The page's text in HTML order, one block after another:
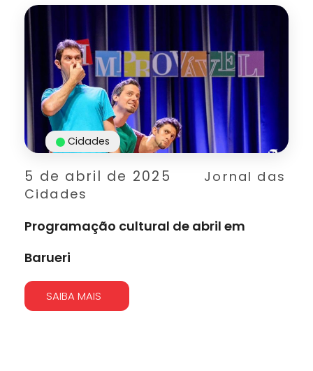
5 de abril de 2025
Jornal das
Cidades
Cidades
Programação cultural de abril em
Barueri
SAIBA MAIS